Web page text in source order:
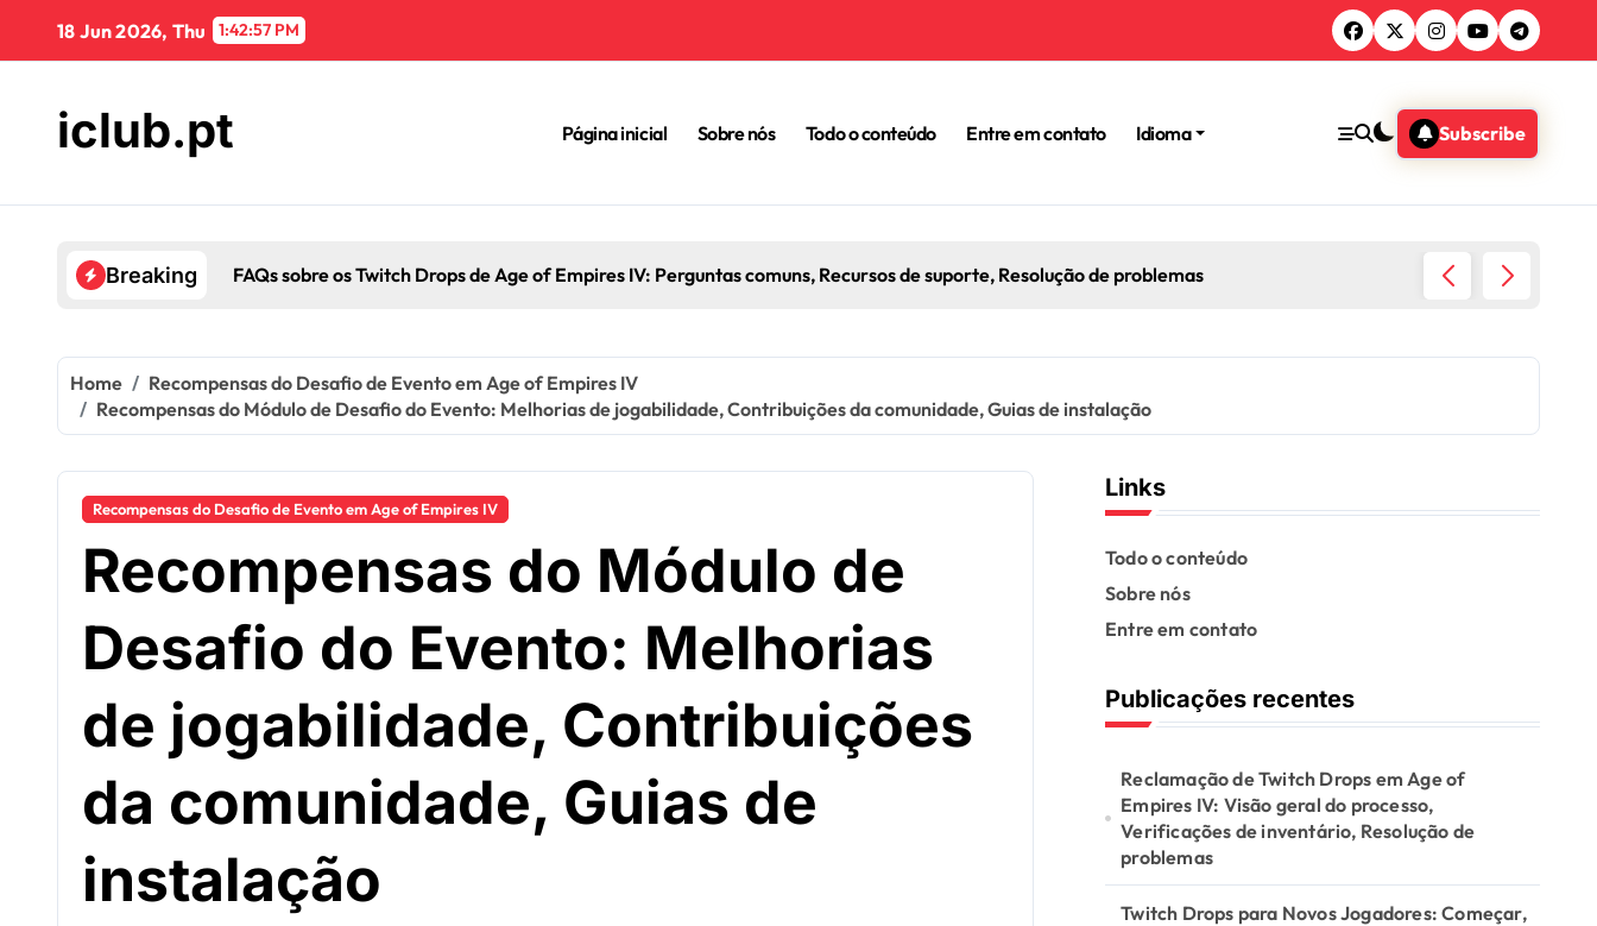
content
18 Jun 2026, Thu 1:42:58 PM
iclub.pt Página inicial Sobre nós Todo o conteúdo Entre em contato Idioma Subscribe
Breaking
de problemas Marcos de Recompensa de Age Of Empires IV: Acompanhamento de conquistas, Desbloqueio de bónus, Reconhecimento da
Home
Recompensas do Desafio de Evento em Age of Empires IV
Recompensas do Módulo de Desafio do Evento: Melhorias de jogabilidade, Contribuições da comunidade, Guias de instalação
Recompensas do Desafio de Evento em Age of Empires IV
Recompensas do Módulo de
Desafio do Evento: Melhorias
de jogabilidade, Contribuições
da comunidade, Guias de
instalação
Links
Todo o conteúdo
Sobre nós
Entre em contato
Publicações recentes
Reclamação de Twitch Drops em Age of
Empires IV: Visão geral do processo,
Verificações de inventário, Resolução de
problemas
Twitch Drops para Novos Jogadores: Começar,